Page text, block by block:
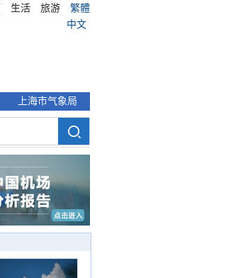
生活 旅游
繁體
中文
上海市气象局